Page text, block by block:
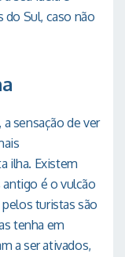
do Sul, caso não
sensação de ver
ilha. Existem
é o vulcão
turistas são
tenha em
a ser ativados,